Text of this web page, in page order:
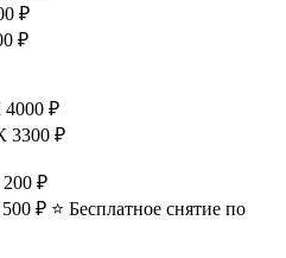
₽
₽
4000 ₽
3300 ₽
200 ₽
500 ₽ ⭐️ Бесплатное снятие по